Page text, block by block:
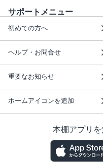
サポートメニュー
初めての方へ
ヘルプ・お問合せ
重要なお知らせ
ホームアイコンを追加
本棚アプリを